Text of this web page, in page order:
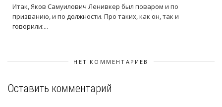
Итак, Яков Самуилович Ленивкер был поваром и по
призванию, и по должности. Про таких, как он, так и
говорили:...
НЕТ КОММЕНТАРИЕВ
Оставить комментарий